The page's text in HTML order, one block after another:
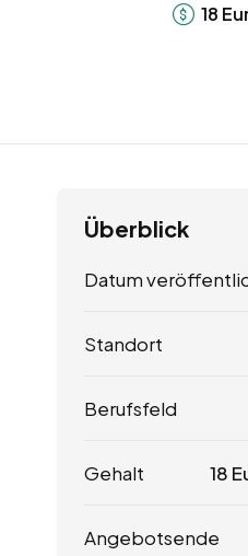
18
Überblick
Datum
Standort
Berufsfeld
Gehalt 18
Angebotsende